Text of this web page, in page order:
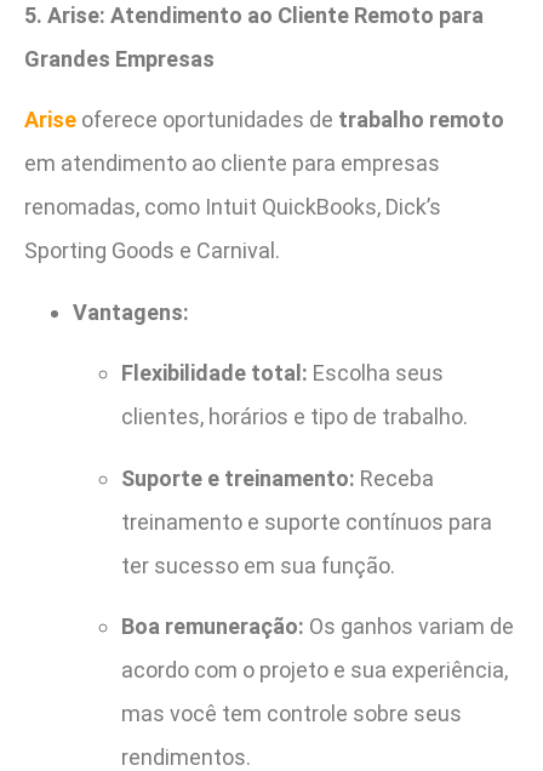
5. Arise: Atendimento ao Cliente Remoto para
Grandes Empresas
Arise oferece oportunidades de trabalho remoto
em atendimento ao cliente para empresas
renomadas, como Intuit QuickBooks, Dick’s
Sporting Goods e Carnival.
Vantagens:
Flexibilidade total: Escolha seus
clientes, horários e tipo de trabalho.
Suporte e treinamento: Receba
treinamento e suporte contínuos para
ter sucesso em sua função.
Boa remuneração: Os ganhos variam de
acordo com o projeto e sua experiência,
mas você tem controle sobre seus
rendimentos.